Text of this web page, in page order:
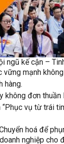
ngũ kế cận –
vững mạnh
hàng.
không đơn
“Phục vụ từ trái
hoá để
nghiệp cho